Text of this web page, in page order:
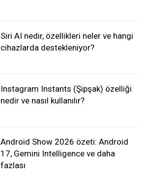
Siri AI nedir, özellikleri neler ve hangi
cihazlarda destekleniyor?
Instagram Instants (Şipşak) özelliği
nedir ve nasıl kullanılır?
Android Show 2026 özeti: Android
17, Gemini Intelligence ve daha
fazlası